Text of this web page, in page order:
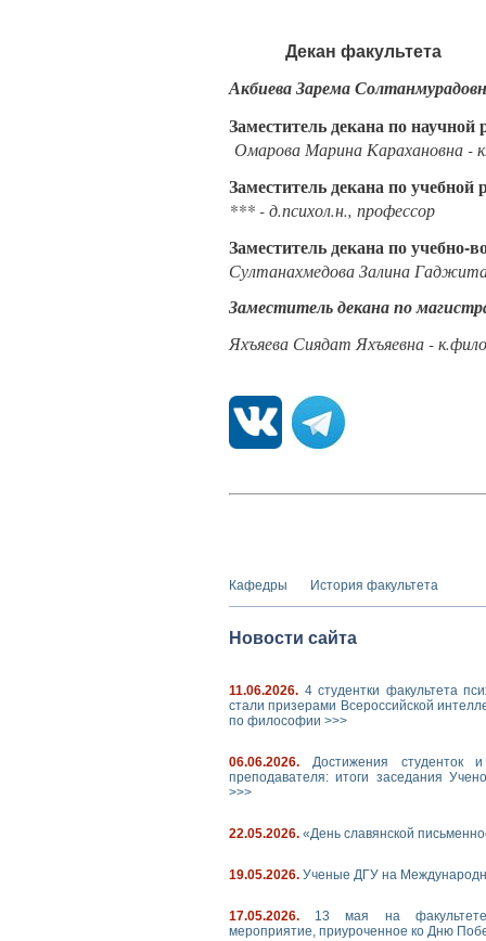
Декан факультета
Акбиева Зарема
Заместитель декана по научной
Омарова Марина Карахановна -
Заместитель декана по учебной
*** -д.психол.н., профессор
Заместитель декана по учебно-
Султанахмедова Залина
Заместитель декана по
Яхъяева Сиядат Яхъяевна -
Кафедры История факультета
Новости сайта
11.06.2026. 4 студентки факультета
стали призерами Всероссийской
по философии >>>
06.06.2026.
Достижения студенток
преподавателя: итоги заседания
>>>
22.05.2026. «День славянской
19.05.2026. Ученые ДГУ на
17.05.2026.
13 мая на
мероприятие, приуроченное ко Дню